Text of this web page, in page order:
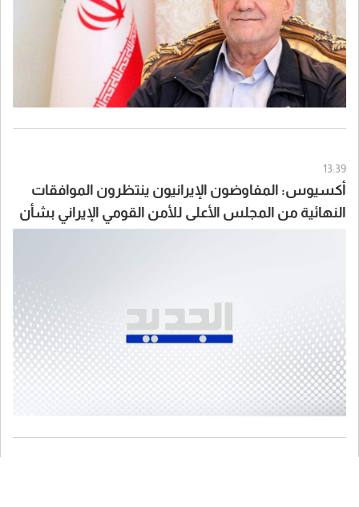
13:39
أكسيوس: المفاوضون الإيرانيون ينتظرون الموافقات
النهائية من المجلس الأعلى للأمن القومي الإيراني بشأن